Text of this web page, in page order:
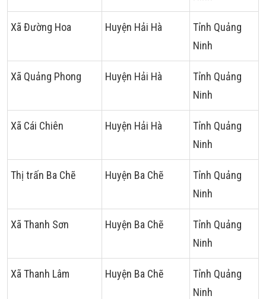
Xã Đường Hoa Huyện Hải Hà
Tỉnh Quảng
Ninh
Xã Quảng Phong Huyện Hải Hà
Tỉnh Quảng
Ninh
Xã Cái Chiên Huyện Hải Hà
Tỉnh Quảng
Ninh
Thị trấn Ba Chẽ Huyện Ba Chẽ
Tỉnh Quảng
Ninh
Xã Thanh Sơn Huyện Ba Chẽ
Tỉnh Quảng
Ninh
Xã Thanh Lâm Huyện Ba Chẽ
Tỉnh Quảng
Ninh